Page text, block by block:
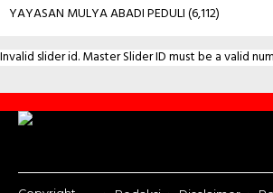
YAYASAN MULYA ABADI PEDULI(6,112)
Invalid slider id. Master Slider ID must be a valid
Contact
Us